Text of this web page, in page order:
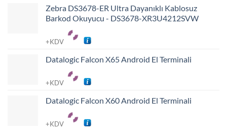
Zebra DS3678-ER Ultra Dayanıklı Kablosuz
Barkod Okuyucu - DS3678-XR3U4212SVW
+KDV
Datalogic Falcon X65 Android El Terminali
+KDV
Datalogic Falcon X60 Android El Terminali
+KDV